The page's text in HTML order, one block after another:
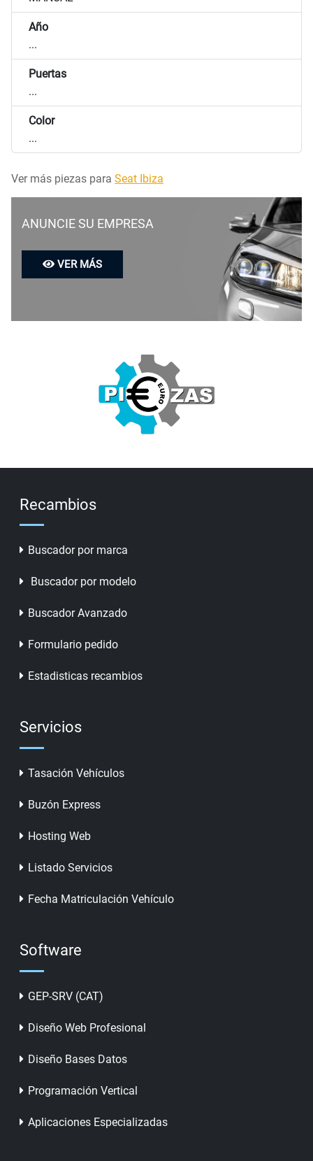
Año
...
Puertas
...
Color
...
Ver más piezas para Seat Ibiza
ANUNCIE SU EMPRESA
VER MÁS
Recambios
Buscador por marca
Buscador por modelo
Buscador Avanzado
Formulario pedido
Estadisticas recambios
Servicios
Tasación Vehículos
Buzón Express
Hosting Web
Listado Servicios
Fecha Matriculación Vehículo
Software
GEP-SRV (CAT)
Diseño Web Profesional
Diseño Bases Datos
Programación Vertical
Aplicaciones Especializadas